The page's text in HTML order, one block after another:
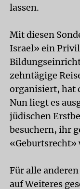
lassen.
Mit diesen
Israel» ein
zehntägige
organisiert, hat
Nun liegt es
jüdischen
besuchern, ihr
«Geburtsrecht»
Für alle
auf Weiteres